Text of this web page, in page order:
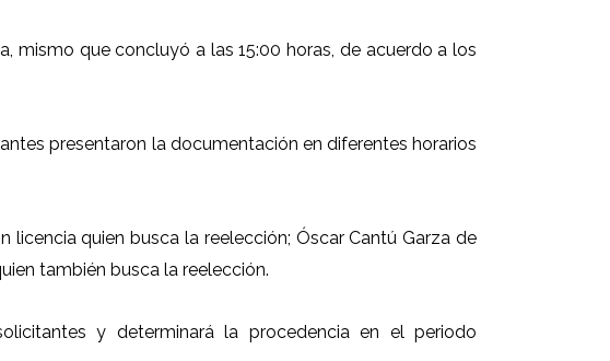
mismo que concluyó a las 15:00 horas, de acuerdo a los
presentaron la documentación en diferentes horarios
licencia quien busca la reelección; Óscar Cantú Garza de
también busca la reelección.
y determinará la procedencia en el periodo